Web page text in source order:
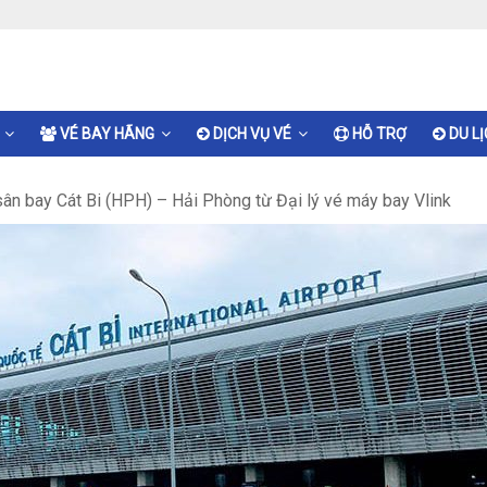
VÉ BAY HÃNG DỊCH VỤ VÉ HỖ TRỢ DU
bay Cát Bi (HPH) – Hải Phòng từ Đại lý vé máy bay Vlink